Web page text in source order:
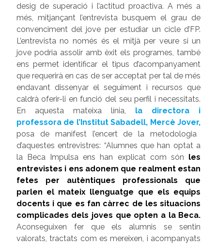
desig de superació i l’actitud proactiva. A més a
més, mitjançant l’entrevista busquem el grau de
convenciment del jove per estudiar un cicle d’FP.
L’entrevista no només és el mitjà per veure si un
jove podria assolir amb èxit els programes, també
ens permet identificar el tipus d’acompanyament
que requerirà en cas de ser acceptat per tal de més
endavant dissenyar el seguiment i recursos que
caldrà oferir-li en funció del seu perfil i necessitats.
En aquesta mateixa línia, la directora i
professora de l’Institut Sabadell, Mercè Jover,
posa de manifest l’encert de la metodologia
d’aquestes entrevistres: “Alumnes que han optat a
la Beca Impulsa ens han explicat com són les
entrevistes i ens adonem que realment estan
fetes per autèntiques professionals que
parlen el mateix llenguatge que els equips
docents i que es fan càrrec de les situacions
complicades dels joves que opten a la Beca.
Aconseguixen fer que els alumnis se sentin
valorats, tractats com es mereixen, i acompanyats